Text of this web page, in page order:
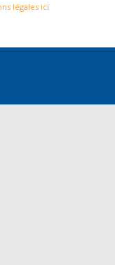
légales ici